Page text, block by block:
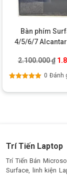
Bàn phím
4/5/6/7
2.100.000₫
0 Đánh
Trí Tiến Laptop
Trí Tiến Bán
Surface, linh kiện